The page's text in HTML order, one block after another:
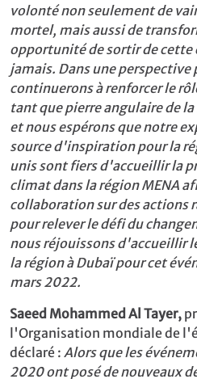
volonté non seulement de
mortel, mais aussi de
opportunité de sortir de cette
jamais. Dans une perspective
continuerons à renforcer le
tant que pierre angulaire de la
et nous espérons que notre
source d'inspiration pour la
unis sont fiers d'accueillir la
climat dans la région MENA
collaboration sur des actions
pour relever le défi du
nous réjouissons d'accueillir
la région à Dubaï pour cet
mars 2022.
Saeed Mohammed Al Tayer,
l'Organisation mondiale de
déclaré : Alors que les
2020 ont posé de nouveaux